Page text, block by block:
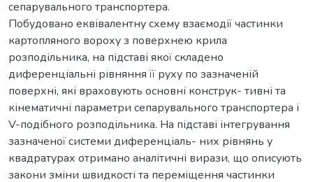
сепарувального транспортера.
Побудовано еквівалентну схему взаємодії частинки
картопляного вороху з поверхнею крила
розподільника, на підставі якої складено
диференціальні рівняння її руху по зазначеній
поверхні, які враховують основні конструк- тивні та
кінематичні параметри сепарувального транспортера і
V-подібного розподільника. На підставі інтегрування
зазначеної системи диференціаль- них рівнянь у
квадратурах отримано аналітичні вирази, що описують
закони зміни швидкості та переміщення частинки